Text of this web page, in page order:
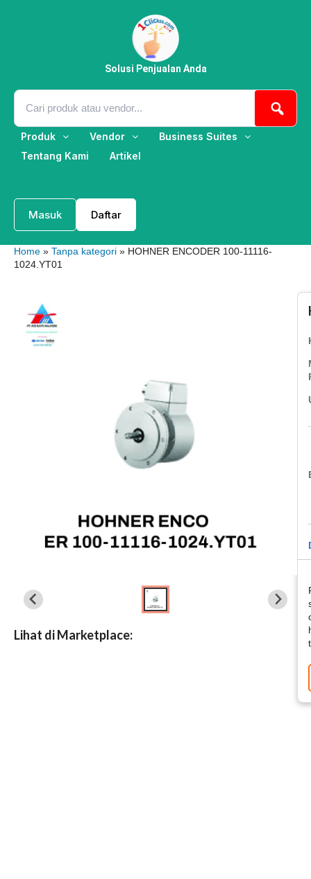
Solusi Penjualan Anda
Produk Vendor
Business Suites
Tentang Kami
Artikel
Masuk Daftar
Home » Tanpa kategori » HOHNER ENCODER 100-11116-
1024.YT01
Lihat di Marketplace: